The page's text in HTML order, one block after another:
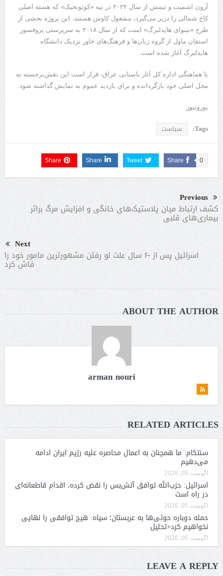
آرون اشمیت و تیمش از سال ۲۰۲۲ در تپه «کویونجیک» که هسته اصلی
کاخ شمالی را دربر می‌گیرد، مشغول کاوش هستند. این پروژه بخشی از
طرح «نینوای هایدلبرگ» است که از سال ۲۰۱۸ به سرپرستی پروفسور
استفان ماول از گروه زبان‌ها و فرهنگ‌های خاور نزدیک دانشگاه
هایدلبرگ آغاز شده است.
با هماهنگی اداره کل آثار باستانی عراق، قرار است این نقش‌برجسته به
محل اصلی خود بازگردانده و برای بازدید عموم به نمایش گذاشته شود.
یورونیوز
Tags: سیاست
Share 0
Tweet
Share
Share
Previous
کشف ارتباط میان پلاستیک‌های خانگی و افزایش مرگ براثر
بیماری‌های قلبی
Next
اسرائیل پس از ۶۰ سال علت لو رفتن مشهورترین مامور خود را
فاش کرد
ABOUT THE AUTHOR
arman nouri
RELATED ARTICLES
سنتکام: ما همچنان به اعمال محاصره علیه رژیم ایران ادامه
می‌دهیم
آگوست 05, 2026
اسرائیل: حزب‌الله توافق آتش‌بس را نقض کرده، اقدام قاطعانه‌ای
در راه است
آگوست 05, 2026
حمله دوباره حوثی‌ها به عربستان؛ سپاه: هیچ توافقی را نهایی
نخواهیم کرد+تحلیل
آگوست 05, 2026
LEAVE A REPLY